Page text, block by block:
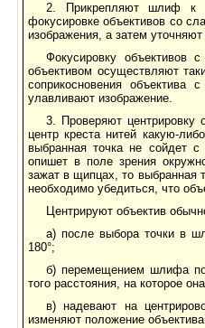
2. Прикрепляют шлиф к
фокусировке объективов со
изображения, а затем
Фокусировку объективов
объективом осуществляют
соприкосновения
улавливают изображение.
3. Проверяют центрировку
центр креста нитей какую-
выбранная точка не сойдет с
опишет в поле зрения
зажат в щипцах, то выбранная
необходимо убедиться, что
Центрируют объектив
а) после выбора точки в
180°;
б) перемещением шлифа по
того расстояния, на которое
в) надевают на
изменяют положение